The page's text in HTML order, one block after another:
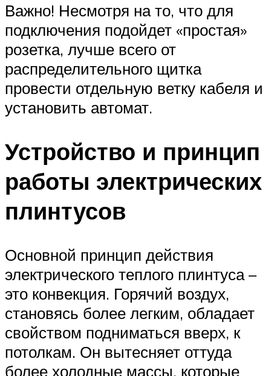
Важно! Несмотря на то, что для
подключения подойдет «простая»
розетка, лучше всего от
распределительного щитка
провести отдельную ветку кабеля и
установить автомат.
Устройство и принцип
работы электрических
плинтусов
Основной принцип действия
электрического теплого плинтуса –
это конвекция. Горячий воздух,
становясь более легким, обладает
свойством подниматься вверх, к
потолкам. Он вытесняет оттуда
более холодные массы, которые